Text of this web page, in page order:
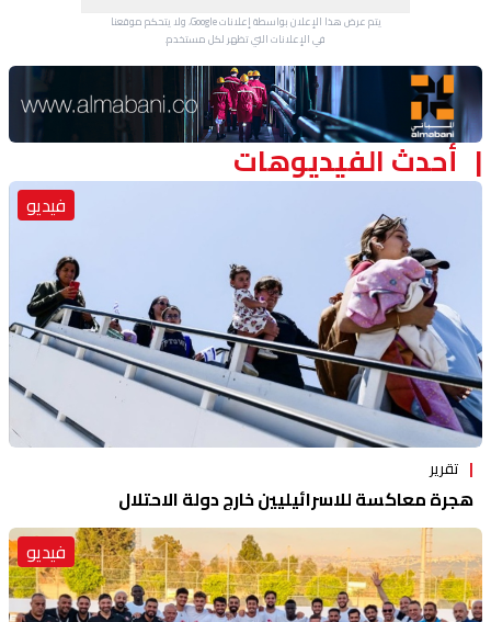
يتم عرض هذا الإعلان بواسطة إعلانات Google، ولا يتحكم موقعنا
في الإعلانات التي تظهر لكل مستخدم.
Advertisement Section
أحدث الفيديوهات
فيديو
تقرير
هجرة معاكسة للاسرائيليين خارج دولة الاحتلال
فيديو